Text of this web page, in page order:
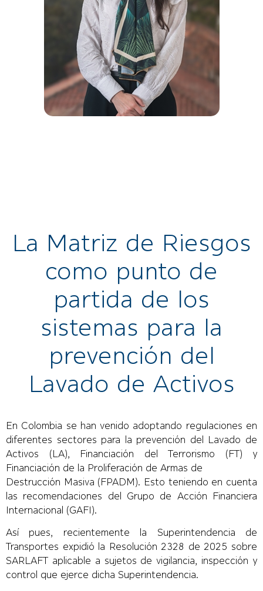
La Matriz de Riesgos
como punto de
partida de los
sistemas para la
prevención del
Lavado de Activos
En Colombia se han venido adoptando regulaciones en
diferentes sectores para la prevención del Lavado de
Activos (LA), Financiación del Terrorismo (FT) y
Financiación de la Proliferación de Armas de
Destrucción Masiva (FPADM). Esto teniendo en cuenta
las recomendaciones del Grupo de Acción Financiera
Internacional (GAFI).
Así pues, recientemente la Superintendencia de
Transportes expidió la Resolución 2328 de 2025 sobre
SARLAFT aplicable a sujetos de vigilancia, inspección y
control que ejerce dicha Superintendencia.